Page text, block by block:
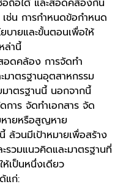
ถือได้ และสอดคล้องกัน
ช่น การกำหนดข้อกำหนด
ายและขั้นตอนเพื่อให้
ล่านี้
ดคล้อง การจัดทำ
มาตรฐานอุตสาหกรรม
าตรฐานนี้ นอกจากนี้
การ จัดทำเอกสาร จัด
หายหรือสูญหาย
ล้วนมีเป้าหมายเพื่อสร้าง
วมแนวคิดและมาตรฐานที่
ห้เป็นหนึ่งเดียว
แก่: